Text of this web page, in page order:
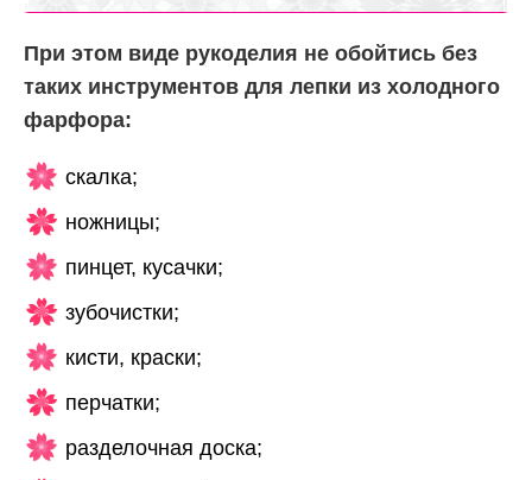
При этом виде рукоделия не обойтись без
таких инструментов для лепки из холодного
фарфора:
скалка;
ножницы;
пинцет, кусачки;
зубочистки;
кисти, краски;
перчатки;
разделочная доска;